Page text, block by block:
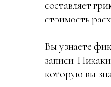
составляет
стоимость
Вы узнаете
записи.
которую вы